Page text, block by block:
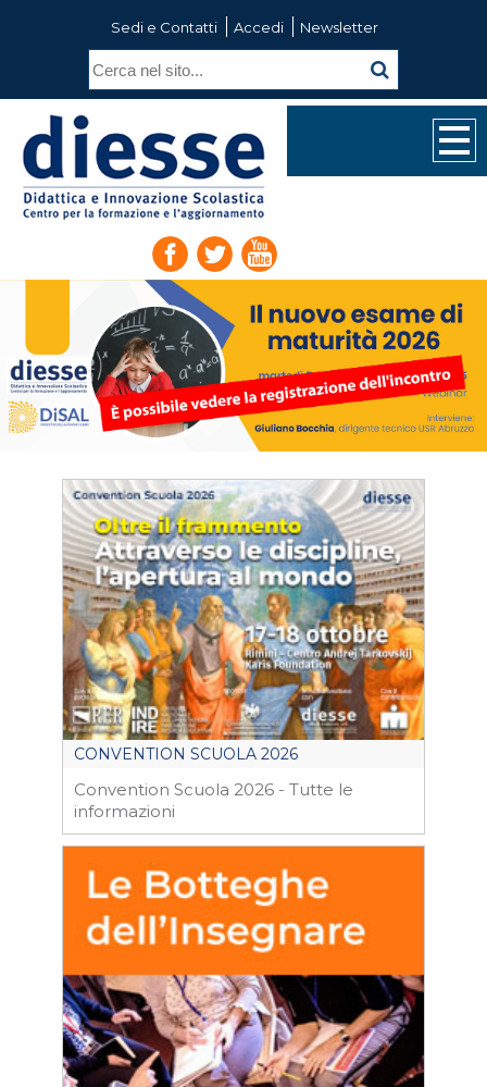
Sedi e Contatti Accedi Newsletter
CONVENTION SCUOLA 2026
Convention Scuola 2026 - Tutte le
informazioni